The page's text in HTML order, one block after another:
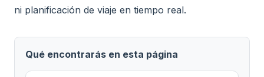
ni planificación de viaje en tiempo real.
Qué encontrarás en esta página